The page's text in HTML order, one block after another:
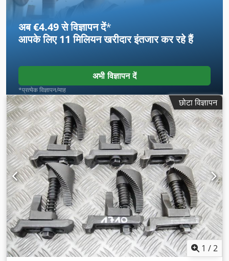
अब €4.49 से विज्ञापन दें*
आपके लिए11 मिलियन खरीदारइंतजार कर रहे हैं
अभी विज्ञापन दें
*प्रत्येक विज्ञापन/माह
छोटा विज्ञापन
1 /2